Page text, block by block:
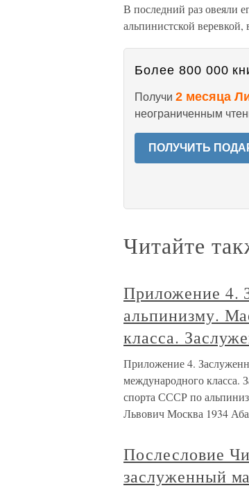
В последний раз овеяли
альпинистской
Более 800 000
Получи 2 месяца
неограниченным
ПОЛУЧИТЬ
Читайте
Приложение 4.
альпинизму.
класса.
Приложение 4.
международного класса.
спорта СССР по
Львович Москва 1934
Послесловие
заслуженный